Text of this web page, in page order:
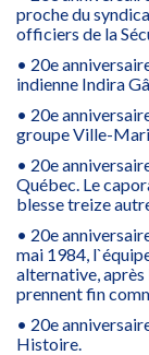
proche du
officiers de la
• 20e
indienne Indira
• 20e
groupe Ville-
• 20e
Québec. Le
blesse treize
• 20e
mai 1984,
alternative, après
prennent fin
• 20e
Histoire.